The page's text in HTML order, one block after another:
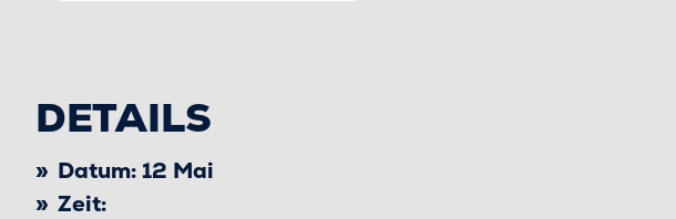
DETAILS
Datum:12 Mai
Zeit: